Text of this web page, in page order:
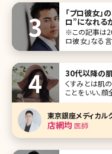
「プロ彼女」
ロ”になれる
※この記事は
ロ彼女」なる
ツ選手とばか
らない程度。
らない。自己主
30代以降の
くすみとは肌
ことをいい、
分かりやすい
と気づかず、
みにはさまざ
わってきま
東京銀座メディカル
店網均医師